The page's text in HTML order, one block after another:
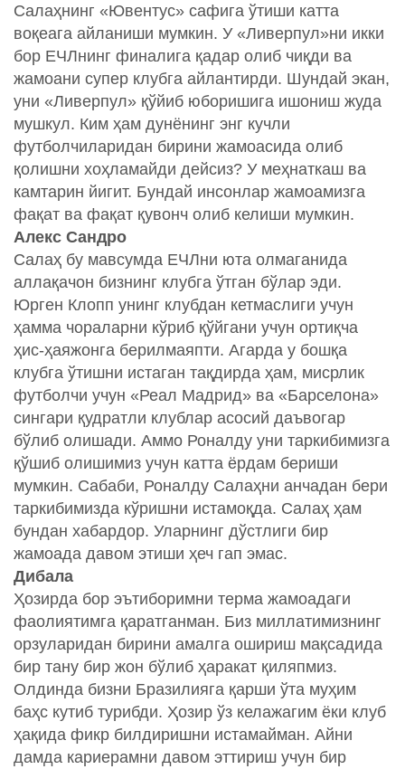
Салаҳнинг «Ювентус» сафига ўтиши катта
воқеага айланиши мумкин. У «Ливерпул»ни икки
бор ЕЧЛнинг финалига қадар олиб чиқди ва
жамоани супер клубга айлантирди. Шундай экан,
уни «Ливерпул» қўйиб юборишига ишониш жуда
мушкул. Ким ҳам дунёнинг энг кучли
футболчиларидан бирини жамоасида олиб
қолишни хоҳламайди дейсиз? У меҳнаткаш ва
камтарин йигит. Бундай инсонлар жамоамизга
фақат ва фақат қувонч олиб келиши мумкин.
Алекс Сандро
Салаҳ бу мавсумда ЕЧЛни юта олмаганида
аллақачон бизнинг клубга ўтган бўлар эди.
Юрген Клопп унинг клубдан кетмаслиги учун
ҳамма чораларни кўриб қўйгани учун ортиқча
ҳис-ҳаяжонга берилмаяпти. Агарда у бошқа
клубга ўтишни истаган тақдирда ҳам, мисрлик
футболчи учун «Реал Мадрид» ва «Барселона»
сингари қудратли клублар асосий даъвогар
бўлиб олишади. Аммо Роналду уни таркибимизга
қўшиб олишимиз учун катта ёрдам бериши
мумкин. Сабаби, Роналду Салаҳни анчадан бери
таркибимизда кўришни истамоқда. Салаҳ ҳам
бундан хабардор. Уларнинг дўстлиги бир
жамоада давом этиши ҳеч гап эмас.
Дибала
Ҳозирда бор эътиборимни терма жамоадаги
фаолиятимга қаратганман. Биз миллатимизнинг
орзуларидан бирини амалга ошириш мақсадида
бир тану бир жон бўлиб ҳаракат қиляпмиз.
Олдинда бизни Бразилияга қарши ўта муҳим
баҳс кутиб турибди. Ҳозир ўз келажагим ёки клуб
ҳақида фикр билдиришни истамайман. Айни
дамда кариерамни давом эттириш учун бир